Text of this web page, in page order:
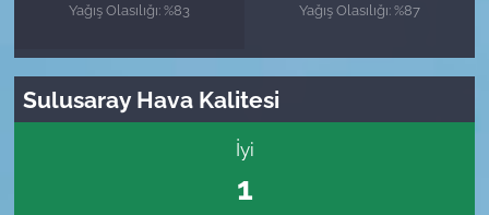
Yağış Olasılığı: %83
Yağış Olasılığı: %87
Sulusaray Hava Kalitesi
İyi
1